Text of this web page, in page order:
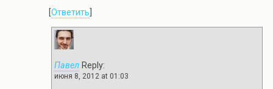
Ответить
Павел Reply:
июня 8, 2012 at 01:03